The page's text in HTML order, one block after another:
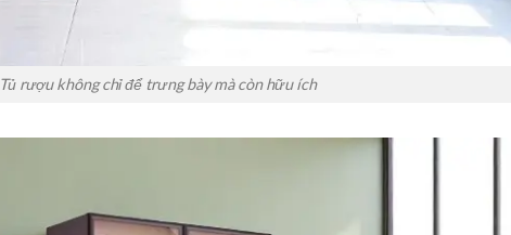
Tủ rượu không chỉ để trưng bày mà còn hữu ích